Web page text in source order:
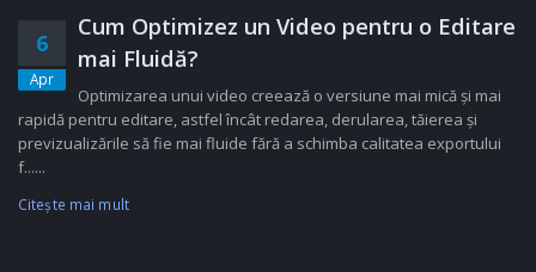
6
Apr
Cum Optimizez un Video pentru o Editare
mai Fluidă?
Optimizarea unui video creează o versiune mai mică și mai
rapidă pentru editare, astfel încât redarea, derularea, tăierea și
previzualizările să fie mai fluide fără a schimba calitatea exportului
f......
Citeşte mai mult